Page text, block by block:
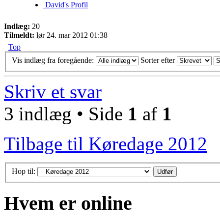
David's Profil
Indlæg: 20
Tilmeldt: lør 24. mar 2012 01:38
Top
Vis indlæg fra foregående:
Sorter efter
Skriv et svar
3 indlæg • Side 1 af 1
Tilbage til Køredage 2012
Hop til:
Hvem er online